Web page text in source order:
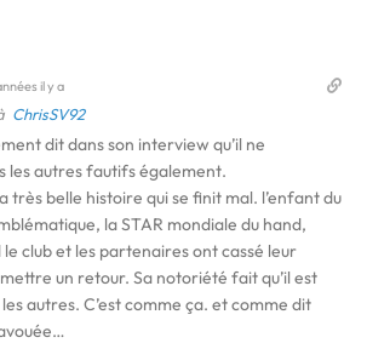
il y a
ChrisSV92
dit dans son interview qu’il ne
les autres fautifs également.
très belle histoire qui se finit mal. l’enfant du
la STAR mondiale du hand,
le club et les partenaires ont cassé leur
un retour. Sa notoriété fait qu’il est
autres. C’est comme ça. et comme dit